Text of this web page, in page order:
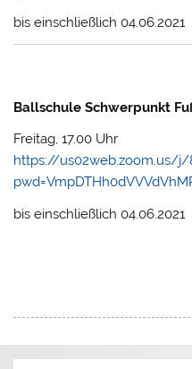
bis einschließlich 04.06.2021
Ballschule Schwerpunkt
Freitag, 17.00 Uhr
https://us02web.zoom.us/j/
bis einschließlich 04.06.2021